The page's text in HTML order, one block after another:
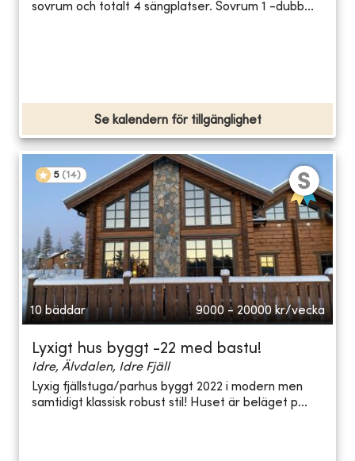
sovrum och totalt 4 sängplatser. Sovrum 1 -dubb...
Se kalendern för tillgänglighet
5 (14)
10 bäddar 9000 - 20000 kr/vecka
Lyxigt hus byggt -22 med bastu!
Idre, Älvdalen, Idre Fjäll
Lyxig fjällstuga/parhus byggt 2022 i modern men
samtidigt klassisk robust stil! Huset är beläget p...